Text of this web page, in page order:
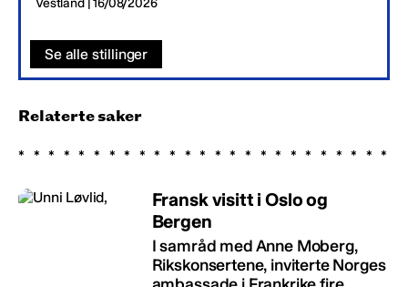
Vestland | 16/08/2026
Se alle stillinger
Relaterte saker
Fransk visitt i Oslo og
Bergen
I samråd med Anne Moberg,
Rikskonsertene, inviterte Norges